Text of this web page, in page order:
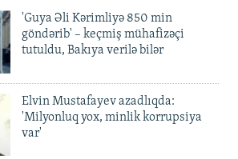
'Guya Əli Kərimliyə 850 min
göndərib' – keçmiş mühafizəçi
tutuldu, Bakıya verilə bilər
Elvin Mustafayev azadlıqda:
'Milyonluq yox, minlik korrupsiya
var'